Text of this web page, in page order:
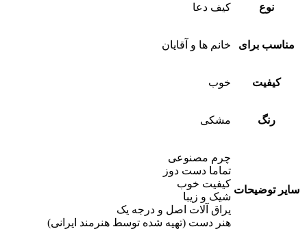
نوع کیف دعا
مناسب برای خانم ها و آقایان
کیفیت خوب
رنگ مشکی
سایر توضیحات
چرم مصنوعی
تماما دست دوز
کیفیت خوب
شیک و زیبا
یراق آلات اصل و درجه یک
هنر دست (تهیه شده توسط هنرمند ایرانی)